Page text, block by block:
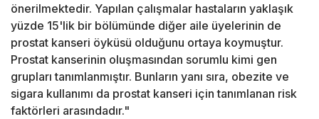
önerilmektedir. Yapılan çalışmalar hastaların yaklaşık
yüzde 15'lik bir bölümünde diğer aile üyelerinin de
prostat kanseri öyküsü olduğunu ortaya koymuştur.
Prostat kanserinin oluşmasından sorumlu kimi gen
grupları tanımlanmıştır. Bunların yanı sıra, obezite ve
sigara kullanımı da prostat kanseri için tanımlanan risk
faktörleri arasındadır."